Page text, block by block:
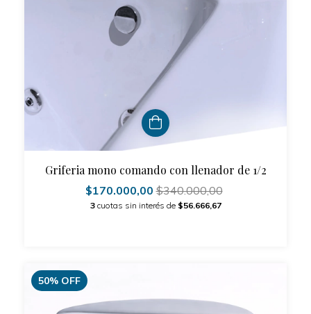
Griferia mono comando con llenador de 1/2
$170.000,00$340.000,00
3 cuotas sin interés de $56.666,67
50% OFF